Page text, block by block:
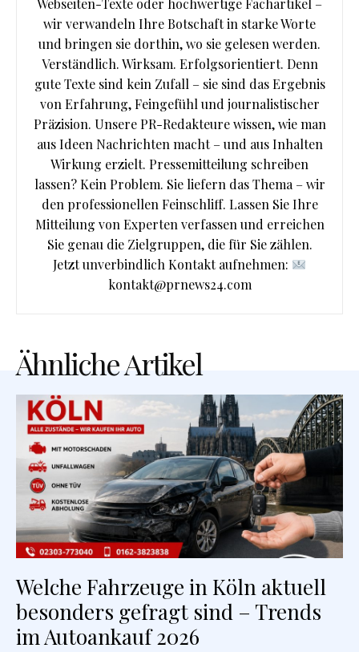
Webseiten-Texte oder hochwertige Fachartikel –
wir verwandeln Ihre Botschaft in starke Worte
und bringen sie dorthin, wo sie gelesen werden.
Verständlich. Wirksam. Erfolgsorientiert. Denn
gute Texte sind kein Zufall – sie sind das Ergebnis
von Erfahrung, Feingefühl und journalistischer
Präzision. Unsere PR-Redakteure wissen, wie man
aus Ideen Nachrichten macht – und aus Inhalten
Wirkung erzielt. Pressemitteilung schreiben
lassen? Kein Problem. Sie liefern das Thema – wir
den professionellen Feinschliff. Lassen Sie Ihre
Mitteilung von Experten verfassen und erreichen
Sie genau die Zielgruppen, die für Sie zählen.
Jetzt unverbindlich Kontakt aufnehmen:
kontakt@prnews24.com
Ähnliche Artikel
Welche Fahrzeuge in Köln aktuell
besonders gefragt sind – Trends
im Autoankauf 2026